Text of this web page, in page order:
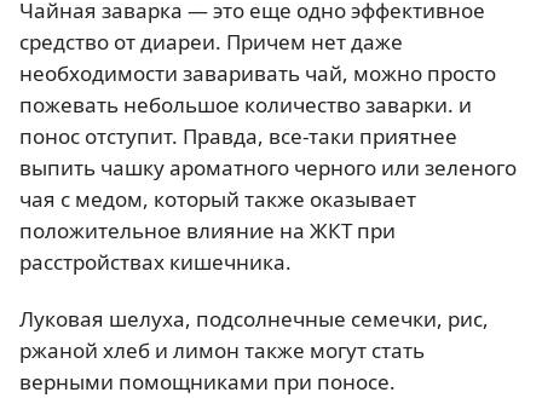
Чайная заварка — это еще одно эффективное
средство от диареи. Причем нет даже
необходимости заваривать чай, можно просто
пожевать небольшое количество заварки. и
понос отступит. Правда, все-таки приятнее
выпить чашку ароматного черного или зеленого
чая с медом, который также оказывает
положительное влияние на ЖКТ при
расстройствах кишечника.
Луковая шелуха, подсолнечные семечки, рис,
ржаной хлеб и лимон также могут стать
верными помощниками при поносе.